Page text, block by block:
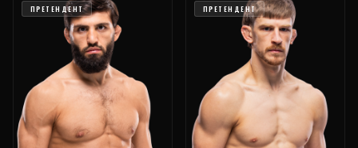
ПРЕТЕНДЕНТ ПРЕТЕНДЕНТ